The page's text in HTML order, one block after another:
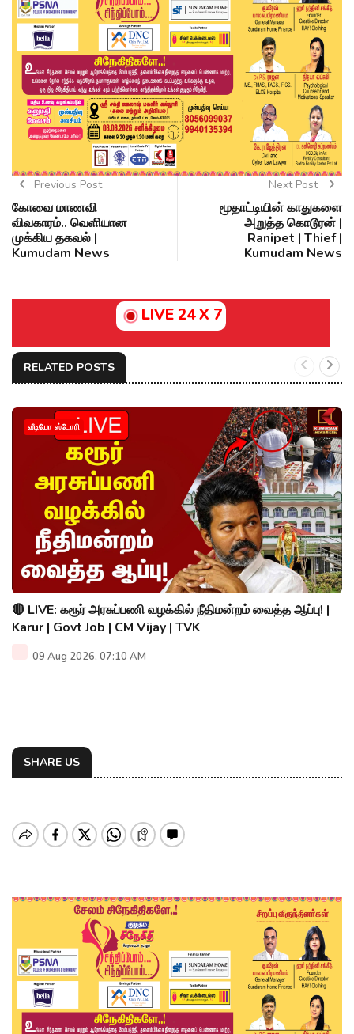
Previous Post
கோவை மாணவி
விவகாரம்.. வெளியான
முக்கிய தகவல் |
Kumudam News
Next Post
மூதாட்டியின் காதுகளை
அறுத்த கொடூரன் |
Ranipet | Thief |
Kumudam News
LIVE 24 X 7
RELATED POSTS
வீடியோ ஸ்டோரி
🔴 LIVE: கரூர் அரசுப்பணி வழக்கில் நீதிமன்றம் வைத்த ஆப்பு! |
Karur | Govt Job | CM Vijay | TVK
09 Aug 2026, 07:10 AM
SHARE US